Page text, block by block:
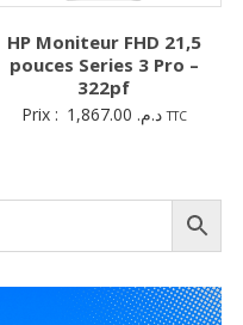
HP Moniteur FHD 21,5
pouces Series 3 Pro –
322pf
Prix : د.م. TTC